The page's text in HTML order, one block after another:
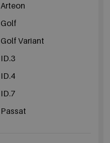
Arteon
Golf
Golf Variant
ID.3
ID.4
ID.7
Passat